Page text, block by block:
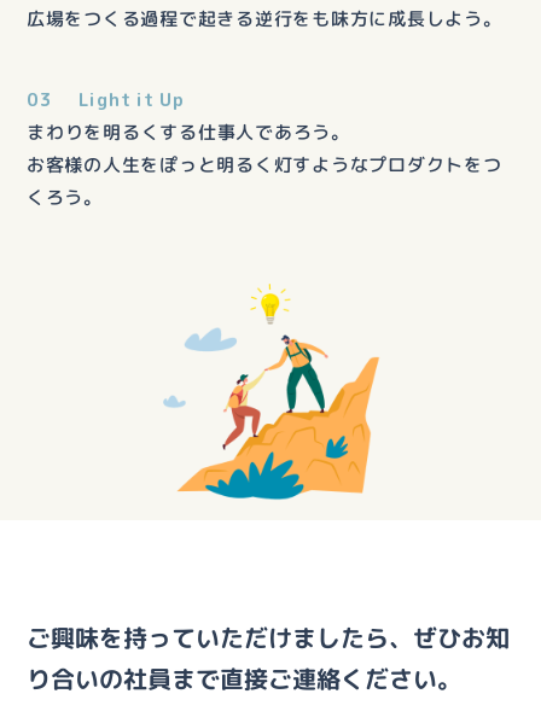
広場をつくる過程で起きる逆行をも味方に成長しよう。
03 Light it Up
まわりを明るくする仕事人であろう。
お客様の人生をぽっと明るく灯すようなプロダクトをつ
くろう。
ご興味を持っていただけましたら、ぜひお知
り合いの社員まで直接ご連絡ください。